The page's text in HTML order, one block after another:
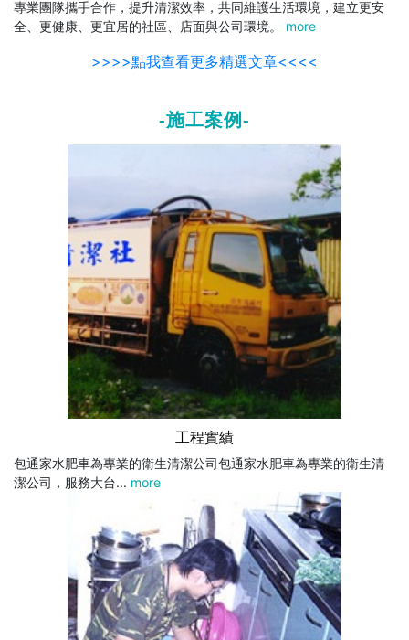
專業團隊攜手合作，提升清潔效率，共同維護生活環境，建立更安
全、更健康、更宜居的社區、店面與公司環境。
more
>>>>點我查看更多精選文章<<<<
-施工案例-
工程實績
包通家水肥車為專業的衛生清潔公司包通家水肥車為專業的衛生清
潔公司，服務大台... more